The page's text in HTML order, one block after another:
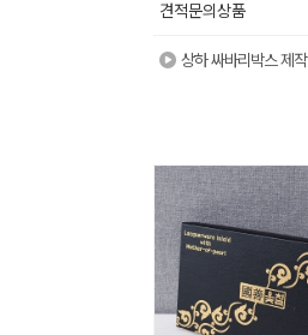
견적문의상품
상하 싸바리박스 제작